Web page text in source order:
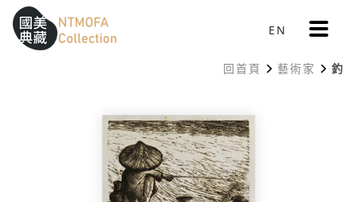
跳到中間主要內容區
網站導覽
::: EN 更
多
單
回首頁 藝術家 釣